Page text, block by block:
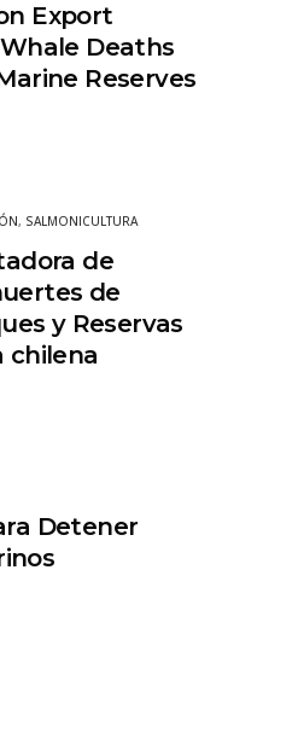
Export
Deaths
Reserves
, SALMONICULTURA
de
de
y Reservas
chilena
Detener